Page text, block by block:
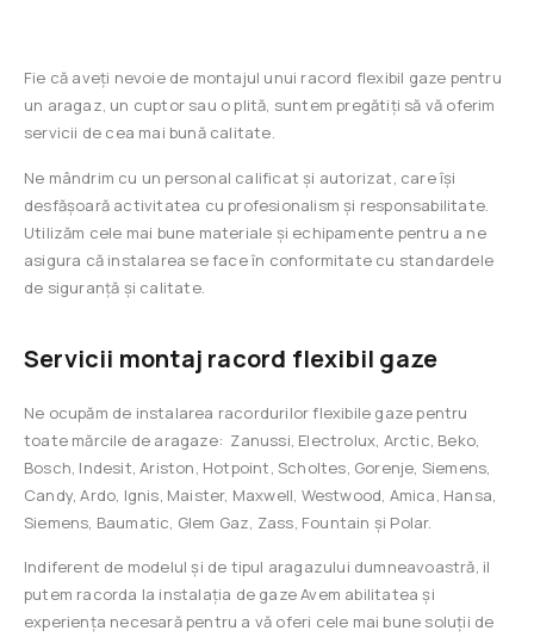
Fie că aveți nevoie de montajul unui racord flexibil gaze pentru
un aragaz, un cuptor sau o plită, suntem pregătiți să vă oferim
servicii de cea mai bună calitate.
Ne mândrim cu un personal calificat și autorizat, care își
desfășoară activitatea cu profesionalism și responsabilitate.
Utilizăm cele mai bune materiale și echipamente pentru a ne
asigura că instalarea se face în conformitate cu standardele
de siguranță și calitate.
Servicii montaj racord flexibil gaze
Ne ocupăm de instalarea racordurilor flexibile gaze pentru
toate mărcile de aragaze: Zanussi, Electrolux, Arctic, Beko,
Bosch, Indesit, Ariston, Hotpoint, Scholtes, Gorenje, Siemens,
Candy, Ardo, Ignis, Maister, Maxwell, Westwood, Amica, Hansa,
Siemens, Baumatic, Glem Gaz, Zass, Fountain și Polar.
Indiferent de modelul și de tipul aragazului dumneavoastră, il
putem racorda la instalația de gaze Avem abilitatea și
experiența necesară pentru a vă oferi cele mai bune soluții de